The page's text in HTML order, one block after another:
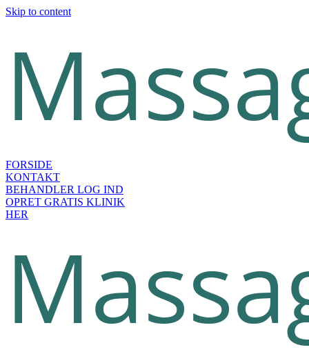
Skip to content
FORSIDE
KONTAKT
BEHANDLER LOG IND
OPRET GRATIS KLINIK
HER